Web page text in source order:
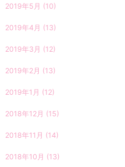
2019年5月 (10)
2019年4月 (13)
2019年3月 (12)
2019年2月 (13)
2019年1月 (12)
2018年12月 (15)
2018年11月 (14)
2018年10月 (13)